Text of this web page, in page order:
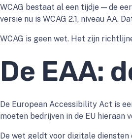
WCAG bestaat al een tijdje — de
versie nu is WCAG 2.1, niveau AA.
WCAG is geen wet. Het zijn
De EAA:
De European Accessibility Act is
moeten bedrijven in de EU hieraan
De wet geldt voor digitale